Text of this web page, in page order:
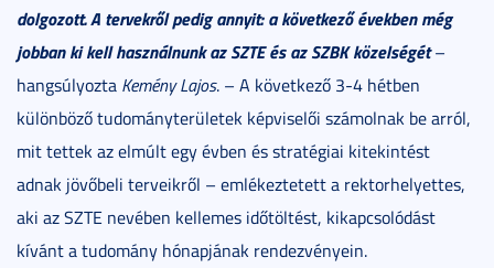
dolgozott. A tervekről pedig annyit: a következő években még
jobban ki kell használnunk az SZTE és az SZBK közelségét–
hangsúlyozta Kemény Lajos. – A következő 3-4 hétben
különböző tudományterületek képviselői számolnak be arról,
mit tettek az elmúlt egy évben és stratégiai kitekintést
adnak jövőbeli terveikről – emlékeztetett a rektorhelyettes,
aki az SZTE nevében kellemes időtöltést, kikapcsolódást
kívánt a tudomány hónapjának rendezvényein.